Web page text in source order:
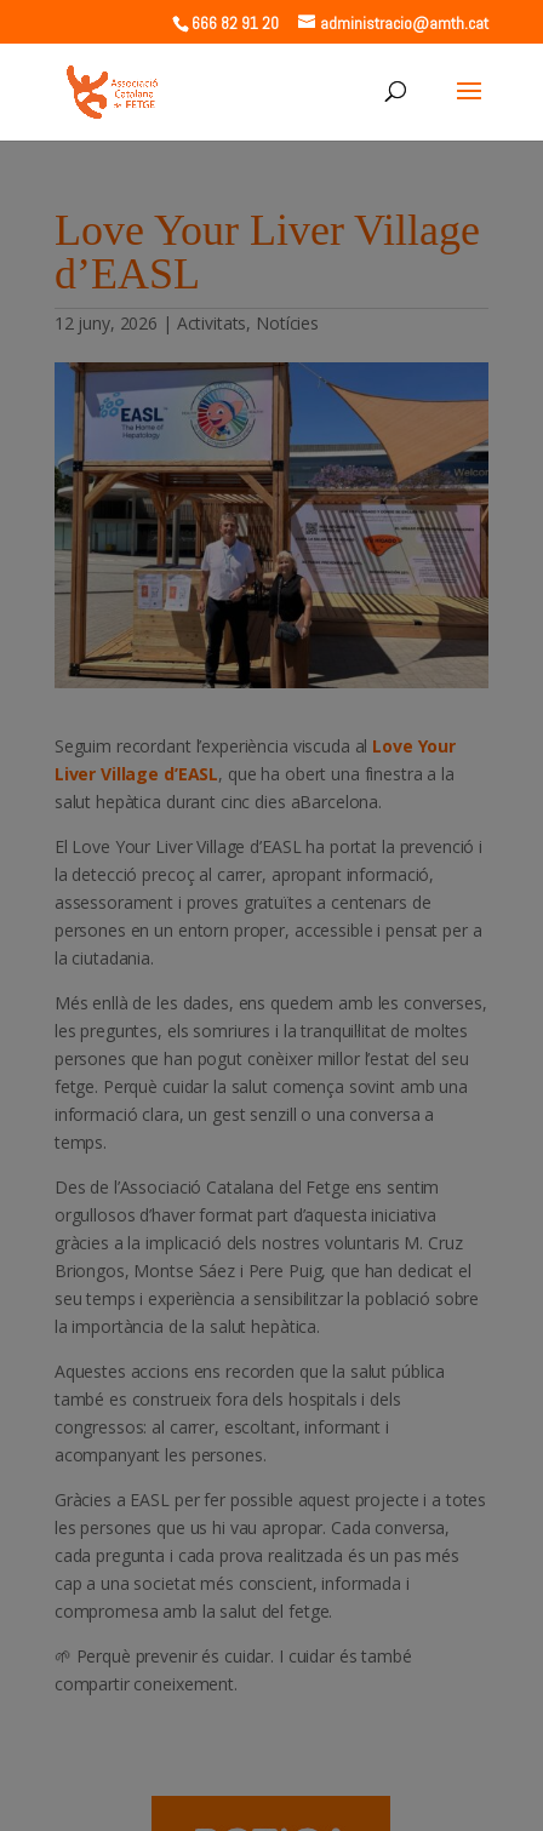
666 82 91 20 administracio@amth.cat
Love Your Liver Village
d’EASL
12 juny, 2026 | Activitats, Notícies
Seguim recordant l’experiència viscuda al Love Your
Liver Village d’EASL, que ha obert una finestra a la
salut hepàtica durant cinc dies aBarcelona.
El Love Your Liver Village d’EASL ha portat la prevenció i
la detecció precoç al carrer, apropant informació,
assessorament i proves gratuïtes a centenars de
persones en un entorn proper, accessible i pensat per a
la ciutadania.
Més enllà de les dades, ens quedem amb les converses,
les preguntes, els somriures i la tranquil·litat de moltes
persones que han pogut conèixer millor l’estat del seu
fetge. Perquè cuidar la salut comença sovint amb una
informació clara, un gest senzill o una conversa a
temps.
Des de l’Associació Catalana del Fetge ens sentim
orgullosos d’haver format part d’aquesta iniciativa
gràcies a la implicació dels nostres voluntaris M. Cruz
Briongos, Montse Sáez i Pere Puig, que han dedicat el
seu temps i experiència a sensibilitzar la població sobre
la importància de la salut hepàtica.
Aquestes accions ens recorden que la salut pública
també es construeix fora dels hospitals i dels
congressos: al carrer, escoltant, informant i
acompanyant les persones.
Gràcies a EASL per fer possible aquest projecte i a totes
les persones que us hi vau apropar. Cada conversa,
cada pregunta i cada prova realitzada és un pas més
cap a una societat més conscient, informada i
compromesa amb la salut del fetge.
🌱 Perquè prevenir és cuidar. I cuidar és també
compartir coneixement.